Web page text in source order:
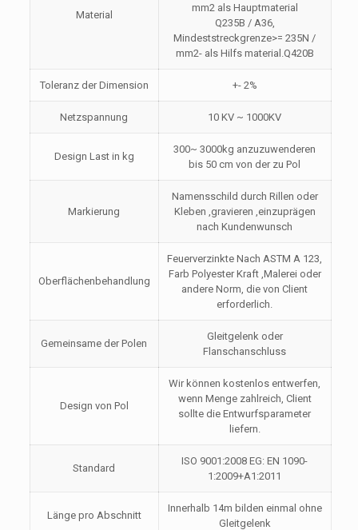
Material
mm2 als Hauptmaterial
Q235B / A36,
Mindeststreckgrenze>= 235N /
mm2- als Hilfs material.Q420B
Toleranz der Dimension +- 2%
Netzspannung 10 KV ~ 1000KV
Design Last in kg
300~ 3000kg anzuzuwenderen
bis 50 cm von der zu Pol
Markierung
Namensschild durch Rillen oder
Kleben ,gravieren ,einzuprägen
nach Kundenwunsch
Oberflächenbehandlung
Feuerverzinkte Nach ASTM A 123,
Farb Polyester Kraft ,Malerei oder
andere Norm, die von Client
erforderlich.
Gemeinsame der Polen
Gleitgelenk oder
Flanschanschluss
Design von Pol
Wir können kostenlos entwerfen,
wenn Menge zahlreich, Client
sollte die Entwurfsparameter
liefern.
Standard
ISO 9001:2008 EG: EN 1090-
1:2009+A1:2011
Länge pro Abschnitt
Innerhalb 14m bilden einmal ohne
Gleitgelenk